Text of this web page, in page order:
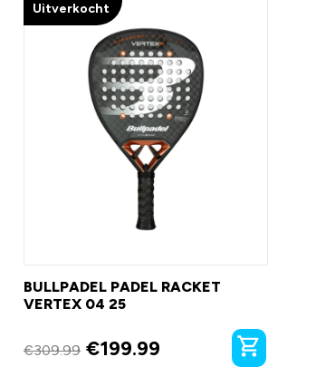
Uitverkocht
BULLPADEL PADEL RACKET
VERTEX 04 25
€309.99 €199.99